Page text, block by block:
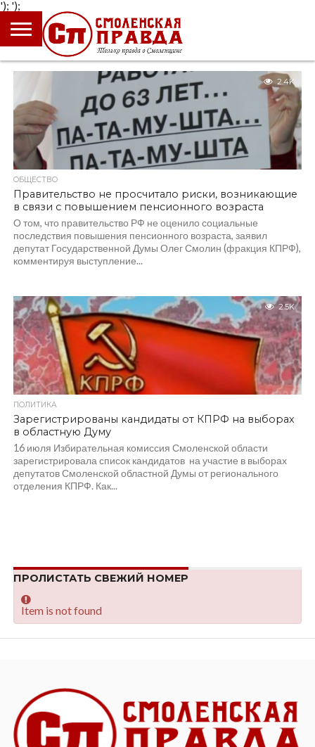
');
ГЛАВНАЯ
НОВОСТИ
ПРОИСШЕСТВИЯ
ПОЛИТИКА
КУЛЬТУРА
ЭКОНОМИКА
ОБЩЕСТВО
БЛОГИ
2.4K
ОБЩЕСТВО
Правительство не просчитало риски, возникающие
в связи с повышением пенсионного возраста
О том, что правительство РФ не оценило социальные
последствия повышения пенсионного возраста, заявил
депутат Государственной Думы Олег Смолин (фракция КПРФ),
комментируя выступление...
2.5K
ПОЛИТИКА
Зарегистрированы кандидаты от КПРФ на выборах
в областную Думу
16 июля Избирательная комиссия Смоленской области
зарегистрировала список кандидатов на участие в выборах
депутатов Смоленской областной Думы от регионального
отделения КПРФ. Как...
ПРОЛИСТАТЬ СВЕЖИЙ НОМЕР
Item is not found
');